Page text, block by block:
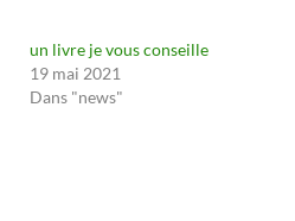
un livre je vous conseille
19 mai 2021
Dans "news"